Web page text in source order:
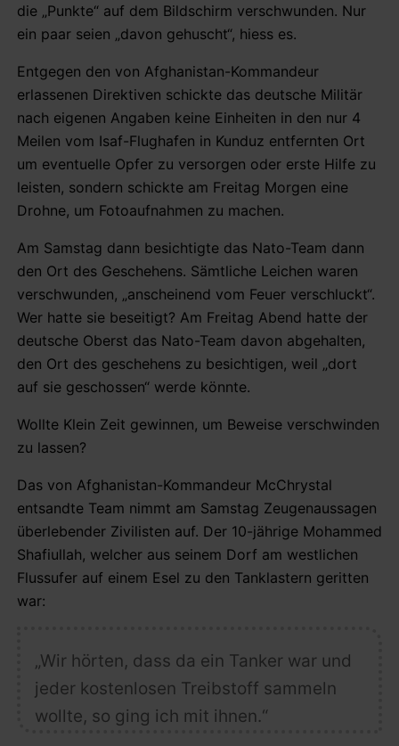
die „Punkte“ auf dem Bildschirm verschwunden. Nur
ein paar seien „davon gehuscht“, hiess es.
Entgegen den von Afghanistan-Kommandeur
erlassenen Direktiven schickte das deutsche Militär
nach eigenen Angaben keine Einheiten in den nur 4
Meilen vom Isaf-Flughafen in Kunduz entfernten Ort
um eventuelle Opfer zu versorgen oder erste Hilfe zu
leisten, sondern schickte am Freitag Morgen eine
Drohne, um Fotoaufnahmen zu machen.
Am Samstag dann besichtigte das Nato-Team dann
den Ort des Geschehens. Sämtliche Leichen waren
verschwunden, „anscheinend vom Feuer verschluckt“.
Wer hatte sie beseitigt? Am Freitag Abend hatte der
deutsche Oberst das Nato-Team davon abgehalten,
den Ort des geschehens zu besichtigen, weil „dort
auf sie geschossen“ werde könnte.
Wollte Klein Zeit gewinnen, um Beweise verschwinden
zu lassen?
Das von Afghanistan-Kommandeur McChrystal
entsandte Team nimmt am Samstag Zeugenaussagen
überlebender Zivilisten auf. Der 10-jährige Mohammed
Shafiullah, welcher aus seinem Dorf am westlichen
Flussufer auf einem Esel zu den Tanklastern geritten
war:
„Wir hörten, dass da ein Tanker war und
jeder kostenlosen Treibstoff sammeln
wollte, so ging ich mit ihnen.“